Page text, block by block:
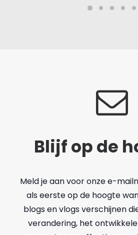
Blijf op de
Meld je aan voor onze e-
als eerste op de hoogte
blogs en vlogs verschijnen
verandering, het